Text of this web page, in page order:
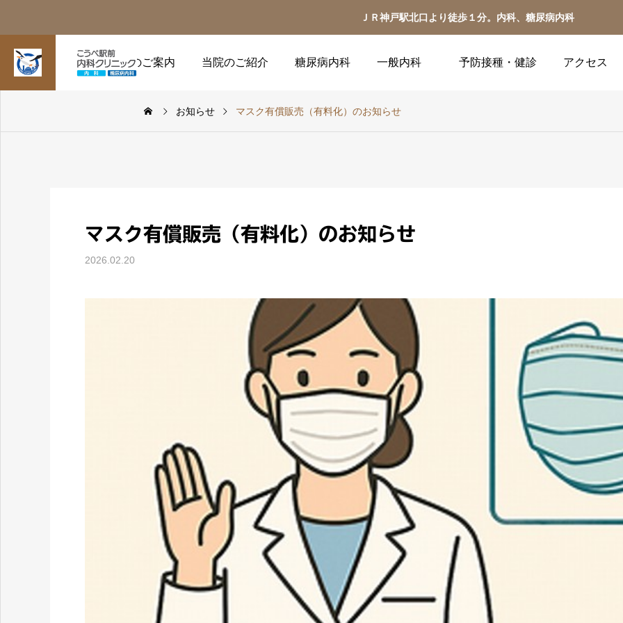
ＪＲ神戸駅北口より徒歩１分。内科、糖尿病内科
受診のご案内 当院のご紹介 糖尿病内科 一般内科 予防接種・健診 アクセス
お知らせ マスク有償販売（有料化）のお知らせ
マスク有償販売（有料化）のお知らせ
2026.02.20